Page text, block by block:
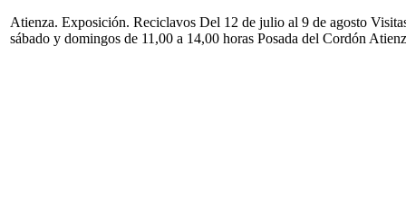
Atienza. Exposición. Reciclavos Del 12 de julio al 9 de agosto
sábado y domingos de 11,00 a 14,00 horas Posada del Cordón